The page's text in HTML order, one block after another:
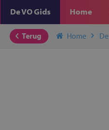
De VO Gids Home
Terug Home